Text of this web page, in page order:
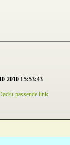
2010 15:53:43
u-passende link